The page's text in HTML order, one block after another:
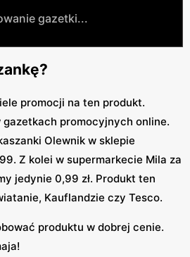
gazetki...
promocji na ten produkt.
promocyjnych online.
Olewnik w sklepie
Z kolei w supermarkecie Mila za
jedynie 0,99 zł. Produkt ten
Kauflandzie czy Tesco.
produktu w dobrej cenie.